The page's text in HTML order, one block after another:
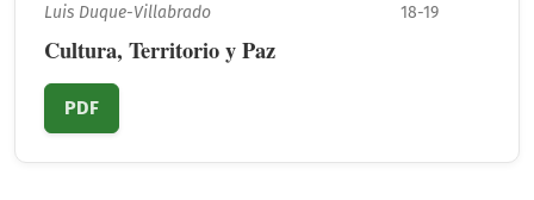
Luis Duque-Villabrado 18-19
Cultura, Territorio y Paz
PDF